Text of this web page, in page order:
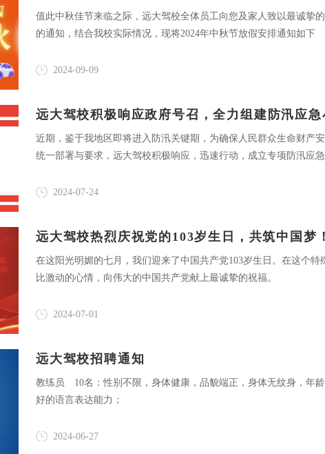
值此中秋佳节来临之际，远大驾校全体员工向您及家人致以最诚挚
的通知，结合我校实际情况，现将2024年中秋节放假安排通知如下
2024-09-09
远大驾校积极响应政府号召，全力组建防汛应
近期，鉴于我地区即将进入防汛关键期，为确保人民群众生命财产
统一部署与要求，远大驾校积极响应，迅速行动，成立专项防汛应
2024-07-24
远大驾校热烈庆祝党的103岁生日，共筑中国梦！
在这阳光明媚的七月，我们迎来了中国共产党103岁生日。在这个
比激动的心情，向伟大的中国共产党献上最诚挚的祝福。
2024-07-01
远大驾校招聘通知
教练员 10名：性别不限，身体健康，品貌端正，身体无纹身，年
好的语言表达能力；
2024-06-27